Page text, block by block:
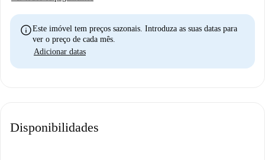
infoEste imóvel tem preços sazonais. Introduza as suas datas para
ver o preço de cada mês.
Adicionar datas
Disponibilidades